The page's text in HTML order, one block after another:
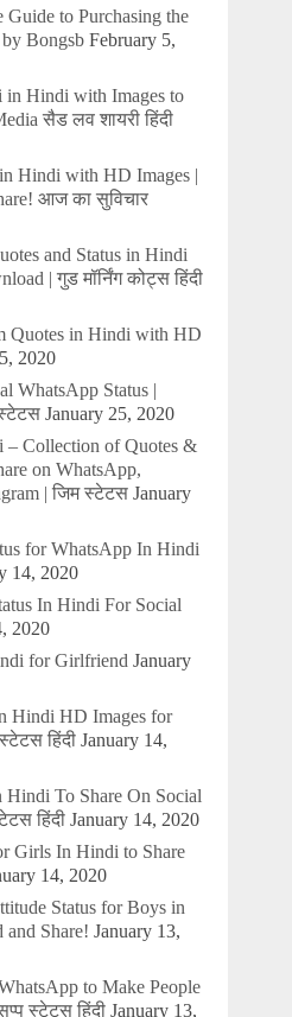
Guide to Purchasing the
Bongsb February 5,
in Hindi with Images to
सैड लव शायरी हिंदी
Hindi with HD Images |
आज का सुविचार
and Status in Hindi
| गुड मॉर्निंग कोट्स हिंदी
Quotes in Hindi with HD
2020
WhatsApp Status |
स्टेटस January 25, 2020
– Collection of Quotes &
on WhatsApp,
| जिम स्टेटस January
for WhatsApp In Hindi
14, 2020
In Hindi For Social
2020
for Girlfriend January
Hindi HD Images for
हिंदी January 14,
Hindi To Share On Social
हिंदी January 14, 2020
Girls In Hindi to Share
14, 2020
Status for Boys in
Share! January 13,
to Make People
स्टेटस हिंदी January 13,